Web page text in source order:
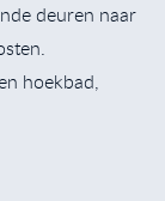
deuren naar
hoekbad,